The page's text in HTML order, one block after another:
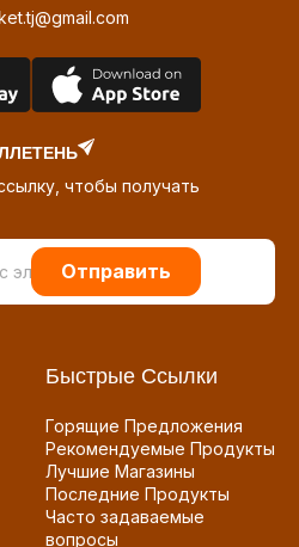
чтобы получать
Отправить
Быстрые Ссылки
Горящие Предложения
Рекомендуемые Продукты
Лучшие Магазины
Последние Продукты
Часто задаваемые
вопросы